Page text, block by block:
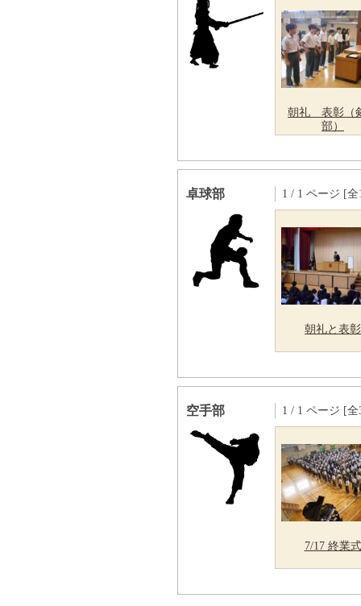
朝礼 表彰（
部）
卓球部 1 / 1 ページ [
朝礼と表彰
空手部 1 / 1 ページ [
7/17 終業式